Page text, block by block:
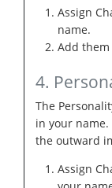
Assign
name.
Add
4.
The
in your
the outward
Assign